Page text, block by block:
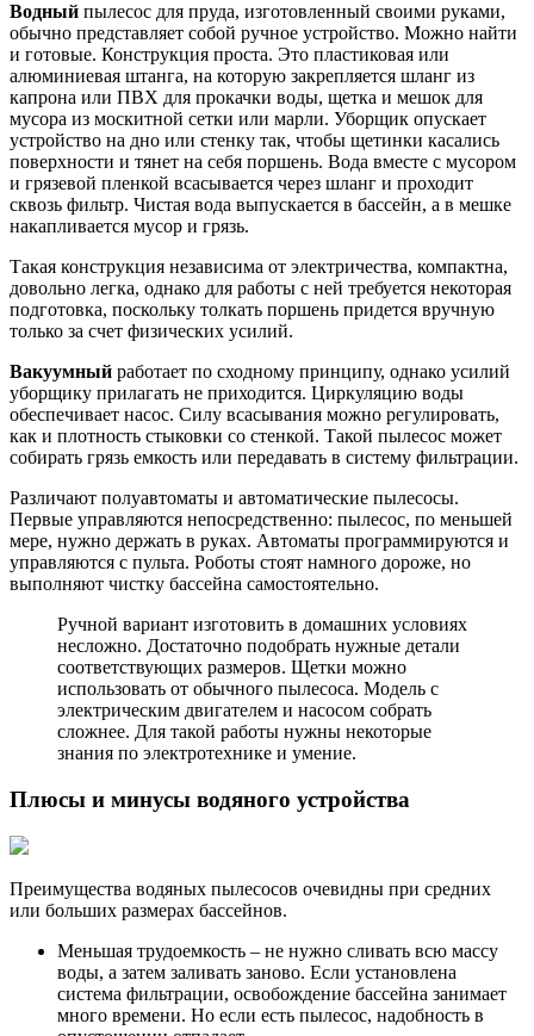
Водный пылесос для пруда, изготовленный своими руками,
обычно представляет собой ручное устройство. Можно найти
и готовые. Конструкция проста. Это пластиковая или
алюминиевая штанга, на которую закрепляется шланг из
капрона или ПВХ для прокачки воды, щетка и мешок для
мусора из москитной сетки или марли. Уборщик опускает
устройство на дно или стенку так, чтобы щетинки касались
поверхности и тянет на себя поршень. Вода вместе с мусором
и грязевой пленкой всасывается через шланг и проходит
сквозь фильтр. Чистая вода выпускается в бассейн, а в мешке
накапливается мусор и грязь.
Такая конструкция независима от электричества, компактна,
довольно легка, однако для работы с ней требуется некоторая
подготовка, поскольку толкать поршень придется вручную
только за счет физических усилий.
Вакуумный работает по сходному принципу, однако усилий
уборщику прилагать не приходится. Циркуляцию воды
обеспечивает насос. Силу всасывания можно регулировать,
как и плотность стыковки со стенкой. Такой пылесос может
собирать грязь емкость или передавать в систему фильтрации.
Различают полуавтоматы и автоматические пылесосы.
Первые управляются непосредственно: пылесос, по меньшей
мере, нужно держать в руках. Автоматы программируются и
управляются с пульта. Роботы стоят намного дороже, но
выполняют чистку бассейна самостоятельно.
Ручной вариант изготовить в домашних условиях
несложно. Достаточно подобрать нужные детали
соответствующих размеров. Щетки можно
использовать от обычного пылесоса. Модель с
электрическим двигателем и насосом собрать
сложнее. Для такой работы нужны некоторые
знания по электротехнике и умение.
Плюсы и минусы водяного устройства
Преимущества водяных пылесосов очевидны при средних
или больших размерах бассейнов.
Меньшая трудоемкость – не нужно сливать всю массу
воды, а затем заливать заново. Если установлена
система фильтрации, освобождение бассейна занимает
много времени. Но если есть пылесос, надобность в